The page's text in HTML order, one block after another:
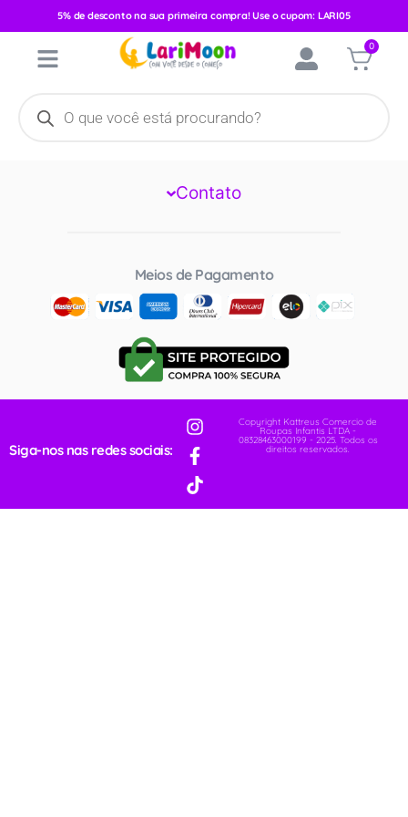
5% de desconto na sua primeira compra! Use o cupom: LARI05
0
Categoria:News
Contato
Meios de Pagamento
Siga-nos nas redes sociais:
Copyright Kattreus Comercio de
Roupas Infantis LTDA -
08328463000199 - 2025. Todos os
direitos reservados.